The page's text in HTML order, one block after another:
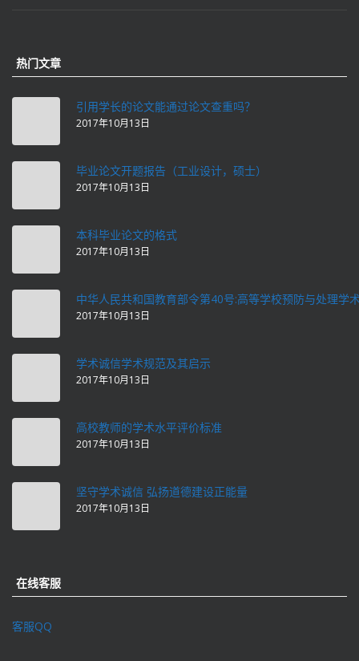
热门文章
引用学长的论文能通过论文查重吗？
2017年10月13日
毕业论文开题报告（工业设计，硕士）
2017年10月13日
本科毕业论文的格式
2017年10月13日
中华人民共和国教育部令第40号:高等学校预防与处理学
2017年10月13日
学术诚信学术规范及其启示
2017年10月13日
高校教师的学术水平评价标准
2017年10月13日
坚守学术诚信 弘扬道德建设正能量
2017年10月13日
在线客服
客服QQ